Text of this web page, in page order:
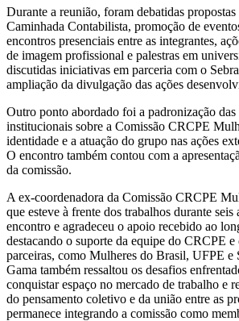
Durante a reunião, foram debatidas
Caminhada Contabilista, promoção de
encontros presenciais entre as integrantes,
de imagem profissional e palestras em
discutidas iniciativas em parceria com o
ampliação da divulgação das ações
Outro ponto abordado foi a padronização das
institucionais sobre a Comissão CRCPE
identidade e a atuação do grupo nas ações
O encontro também contou com a
da comissão.
A ex-coordenadora da Comissão CRCPE
que esteve à frente dos trabalhos durante
encontro e agradeceu o apoio recebido ao
destacando o suporte da equipe do CRCPE
parceiras, como Mulheres do Brasil, UFPE e
Gama também ressaltou os desafios
conquistar espaço no mercado de trabalho e
do pensamento coletivo e da união entre as
permanece integrando a comissão como